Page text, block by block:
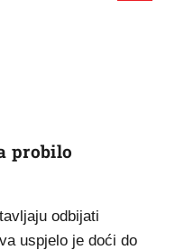
probilo
odbijati
uspjelo je doći do